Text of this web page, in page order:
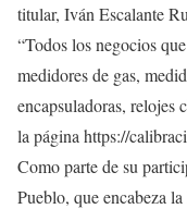
titular, Iván Escalante
“Todos los negocios
medidores de gas,
encapsuladoras, relojes
la página https://
Como parte de su
Pueblo, que encabeza